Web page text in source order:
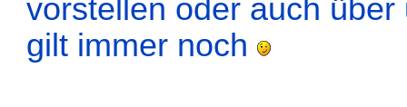
vorstellen oder auch
gilt immer noch